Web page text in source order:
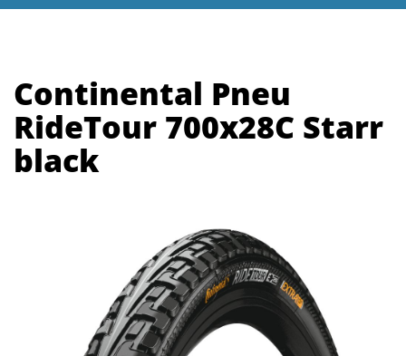
Continental Pneu
RideTour 700x28C Starr
black